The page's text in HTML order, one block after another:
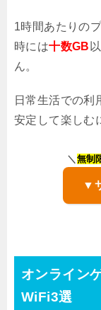
1時間あたりの
時には十数GB
ん。
日常生活での利
安定して楽しむ
＼ 無制
▼
オンライン
WiFi3選